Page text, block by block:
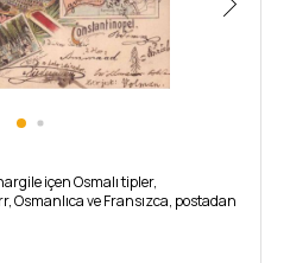
içen Osmalı tipler,
Osmanlıca ve Fransızca, postadan